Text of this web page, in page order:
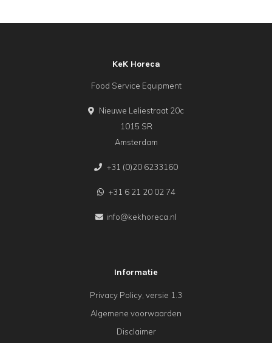
KeK Horeca
Food Service Equipment
Nieuwe Leliestraat 20c
1015 SR
Amsterdam
+31 (0)20 6233160
+31 6 21 20 02 74
info@kekhoreca.nl
Informatie
Privacy Policy, versie 1.3
Algemene voorwaarden
Disclaimer